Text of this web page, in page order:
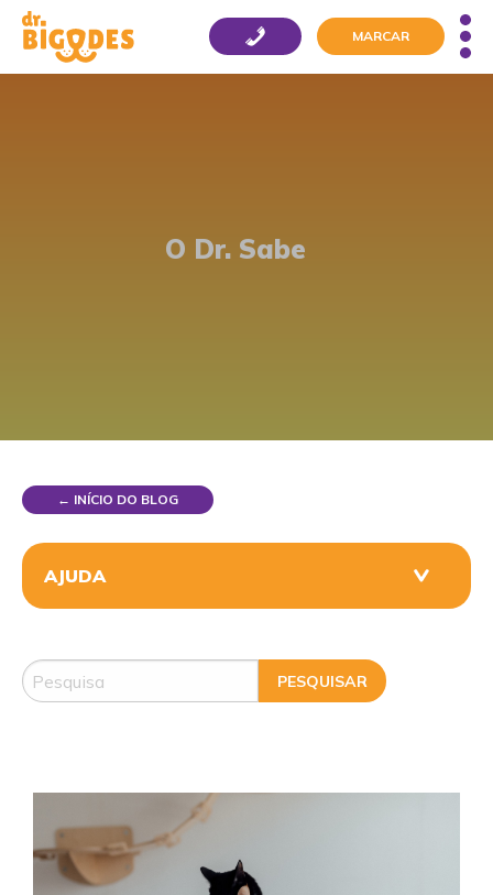
MARCAR
O Dr. Sabe
← INÍCIO DO BLOG